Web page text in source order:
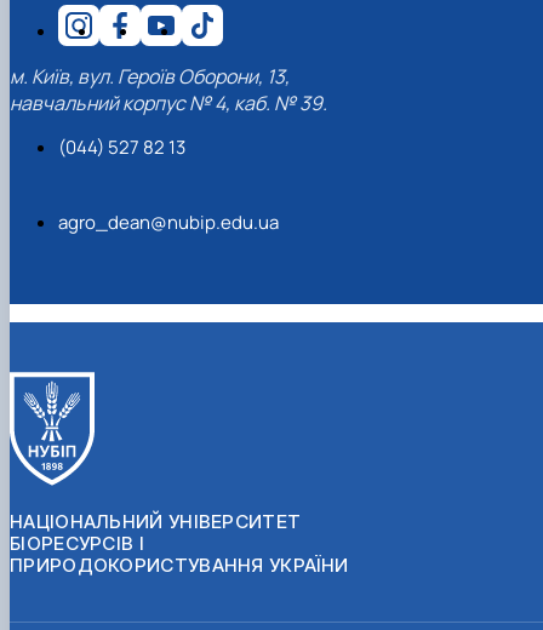
м. Київ, вул. Героїв Оборони, 13,
навчальний корпус № 4, каб. № 39.
(044) 527 82 13
agro_dean@nubip.edu.ua
НАЦІОНАЛЬНИЙ УНІВЕРСИТЕТ
БІОРЕСУРСІВ І
ПРИРОДОКОРИСТУВАННЯ УКРАЇНИ